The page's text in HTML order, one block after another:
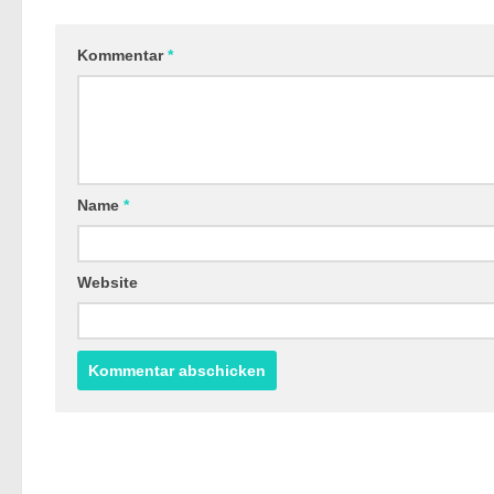
Kommentar*
Name *
Website